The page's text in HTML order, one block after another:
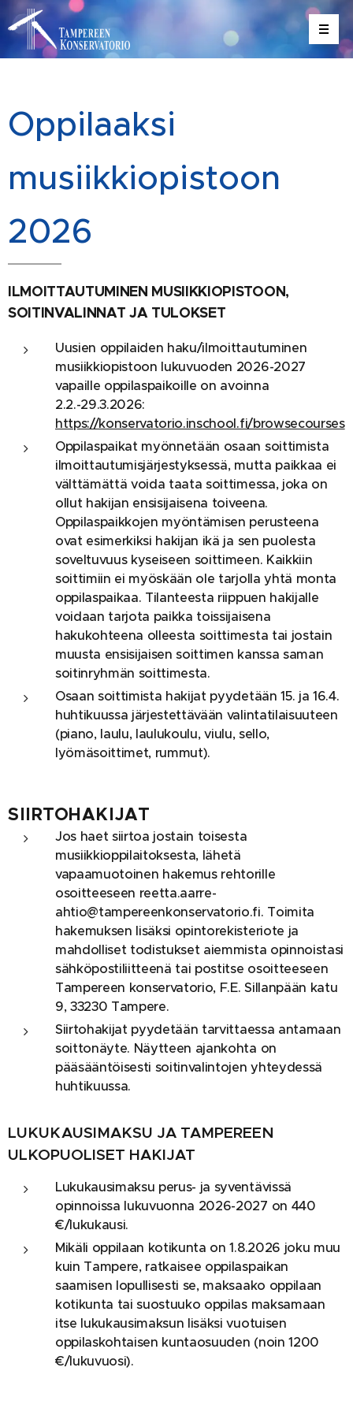
Oppilaaksi
musiikkiopistoon
2026
ILMOITTAUTUMINEN MUSIIKKIOPISTOON,
SOITINVALINNAT JA TULOKSET
Uusien oppilaiden haku/ilmoittautuminen
musiikkiopistoon lukuvuoden 2026-2027
vapaille oppilaspaikoille on avoinna
2.2.-29.3.2026:
https://konservatorio.inschool.fi/browsecourses
Oppilaspaikat myönnetään osaan soittimista
ilmoittautumisjärjestyksessä, mutta paikkaa ei
välttämättä voida taata soittimessa, joka on
ollut hakijan ensisijaisena toiveena.
Oppilaspaikkojen myöntämisen perusteena
ovat esimerkiksi hakijan ikä ja sen puolesta
soveltuvuus kyseiseen soittimeen. Kaikkiin
soittimiin ei myöskään ole tarjolla yhtä monta
oppilaspaikaa. Tilanteesta riippuen hakijalle
voidaan tarjota paikka toissijaisena
hakukohteena olleesta soittimesta tai jostain
muusta ensisijaisen soittimen kanssa saman
soitinryhmän soittimesta.
Osaan soittimista hakijat pyydetään 15. ja 16.4.
huhtikuussa järjestettävään valintatilaisuuteen
(piano, laulu, laulukoulu, viulu, sello,
lyömäsoittimet, rummut).
SIIRTOHAKIJAT
Jos haet siirtoa jostain toisesta
musiikkioppilaitoksesta, lähetä
vapaamuotoinen hakemus rehtorille
osoitteeseen reetta.aarre-
ahtio@tampereenkonservatorio.fi. Toimita
hakemuksen lisäksi opintorekisteriote ja
mahdolliset todistukset aiemmista opinnoistasi
sähköpostiliitteenä tai postitse osoitteeseen
Tampereen konservatorio, F.E. Sillanpään katu
9, 33230 Tampere.
Siirtohakijat pyydetään tarvittaessa antamaan
soittonäyte. Näytteen ajankohta on
pääsääntöisesti soitinvalintojen yhteydessä
huhtikuussa.
LUKUKAUSIMAKSU JA TAMPEREEN
ULKOPUOLISET HAKIJAT
Lukukausimaksu perus- ja syventävissä
opinnoissa lukuvuonna 2026-2027 on 440
€/lukukausi.
Mikäli oppilaan kotikunta on 1.8.2026 joku muu
kuin Tampere, ratkaisee oppilaspaikan
saamisen lopullisesti se, maksaako oppilaan
kotikunta tai suostuuko oppilas maksamaan
itse lukukausimaksun lisäksi vuotuisen
oppilaskohtaisen kuntaosuuden (noin 1200
€/lukuvuosi).